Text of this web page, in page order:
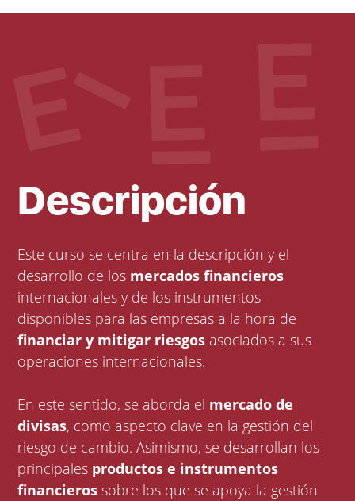
Descripción
Este curso se centra en la descripción y el
desarrollo de los mercados financieros
internacionales y de los instrumentos
disponibles para las empresas a la hora de
financiar y mitigar riesgos asociados a sus
operaciones internacionales.
En este sentido, se aborda el mercado de
divisas, como aspecto clave en la gestión del
riesgo de cambio. Asimismo, se desarrollan los
principales productos e instrumentos
financieros sobre los que se apoya la gestión